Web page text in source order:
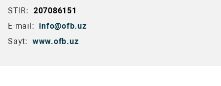
STIR:
207086151
E-mail:
info@ofb.uz
Sayt:
www.ofb.uz